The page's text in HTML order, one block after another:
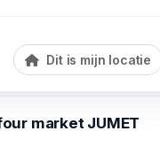
Dit is mijn locatie
market JUMET